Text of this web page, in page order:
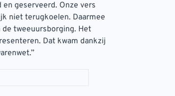
en geserveerd. Onze vers
niet terugkoelen. Daarmee
de tweeuursborging. Het
Dat kwam dankzij